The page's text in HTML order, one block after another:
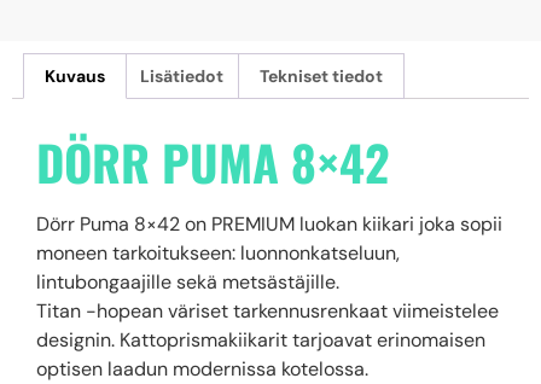
Kuvaus Lisätiedot Tekniset tiedot
DÖRR PUMA 8×42
Dörr Puma 8×42 on PREMIUM luokan kiikari joka sopii
moneen tarkoitukseen: luonnonkatseluun,
lintubongaajille sekä metsästäjille.
Titan -hopean väriset tarkennusrenkaat viimeistelee
designin. Kattoprismakiikarit tarjoavat erinomaisen
optisen laadun modernissa kotelossa.